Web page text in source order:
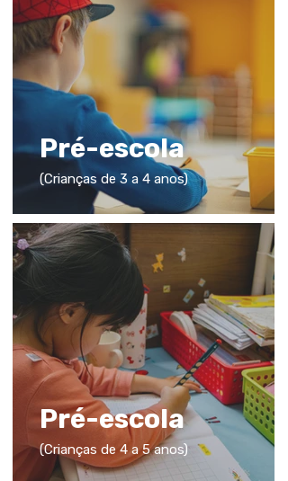
Pré-escola
(Crianças de 3 a 4 anos)
Pré-escola
(Crianças de 4 a 5 anos)